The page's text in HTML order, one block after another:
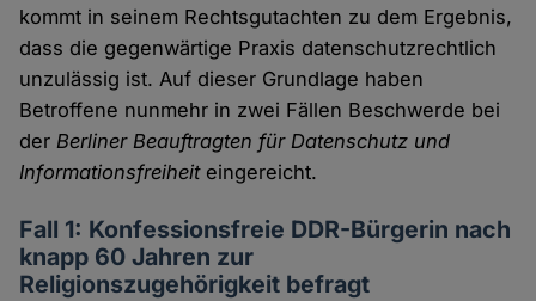
kommt in seinem Rechtsgutachten zu dem Ergebnis,
dass die gegenwärtige Praxis datenschutzrechtlich
unzulässig ist. Auf dieser Grundlage haben
Betroffene nunmehr in zwei Fällen Beschwerde bei
derBerliner Beauftragten für Datenschutz und
Informationsfreiheiteingereicht.
Fall 1: Konfessionsfreie DDR-Bürgerin nach
knapp 60 Jahren zur
Religionszugehörigkeit befragt